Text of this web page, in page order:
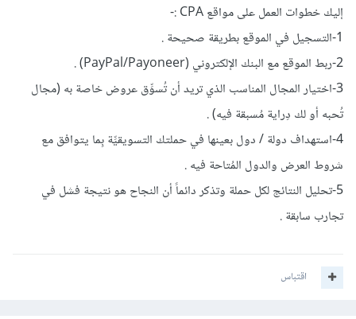
إليك خطوات العمل على مواقع CPA :-
1-التسجيل في الموقع بطريقة صحيحة .
2-ربط الموقع مع البنك الإلكتروني (PayPal/Payoneer) .
3-اختيار المجال المناسب الذي تريد أن تُسوِّق عروض خاصة به (مجال
تُحبه أو لك دِراية مُسبقة فيه) .
4-استهداف دولة / دول بعينها في حملتك التسويقيِّة بِما يتوافق مع
شروط العرض والدول المُتاحة فيه .
5-تحليل النتائج لكل حملة وتذكر دائماً أن النجاح هو نتيجة فشل في
تجارب سابقة .
اقتباس